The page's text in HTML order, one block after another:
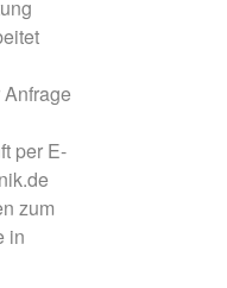
per E-
zum
in